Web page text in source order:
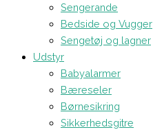
Sengerande
Bedside og Vugger
Sengetøj og lagner
Udstyr
Babyalarmer
Bæreseler
Børnesikring
Sikkerhedsgitre